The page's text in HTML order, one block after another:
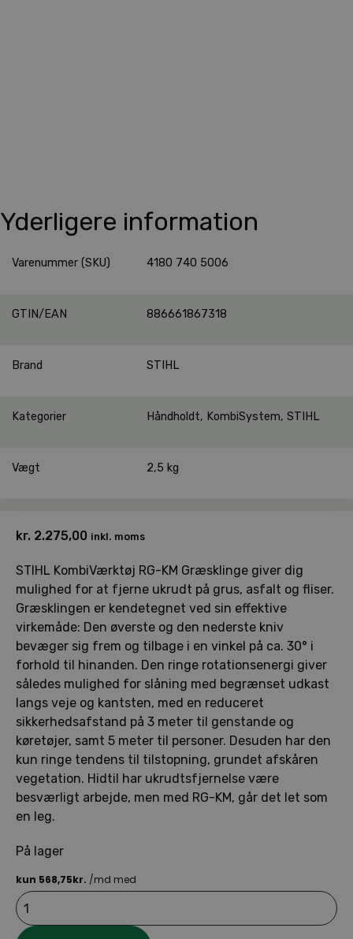
Yderligere information
Varenummer (SKU) 4180 740 5006
GTIN/EAN 886661867318
Brand STIHL
Kategorier Håndholdt, KombiSystem, STIHL
Vægt 2,5 kg
kr. 2.275,00 inkl. moms
STIHL KombiVærktøj RG-KM Græsklinge giver dig
mulighed for at fjerne ukrudt på grus, asfalt og fliser.
Græsklingen er kendetegnet ved sin effektive
virkemåde: Den øverste og den nederste kniv
bevæger sig frem og tilbage i en vinkel på ca. 30° i
forhold til hinanden. Den ringe rotationsenergi giver
således mulighed for slåning med begrænset udkast
langs veje og kantsten, med en reduceret
sikkerhedsafstand på 3 meter til genstande og
køretøjer, samt 5 meter til personer. Desuden har den
kun ringe tendens til tilstopning, grundet afskåren
vegetation. Hidtil har ukrudtsfjernelse være
besværligt arbejde, men med RG-KM, går det let som
en leg.
På lager
STIHL
KombiVærktøj
RG-
KM